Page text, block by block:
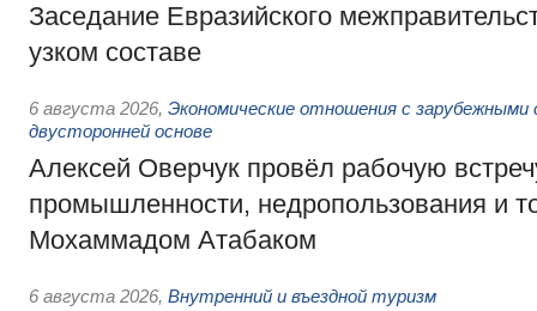
Заседание Евразийского
узком составе
6 августа 2026, Экономические отношения с
двусторонней основе
Алексей Оверчук провёл рабочую
промышленности, недропользования и
Мохаммадом Атабаком
6 августа 2026, Внутренний и въездной туризм